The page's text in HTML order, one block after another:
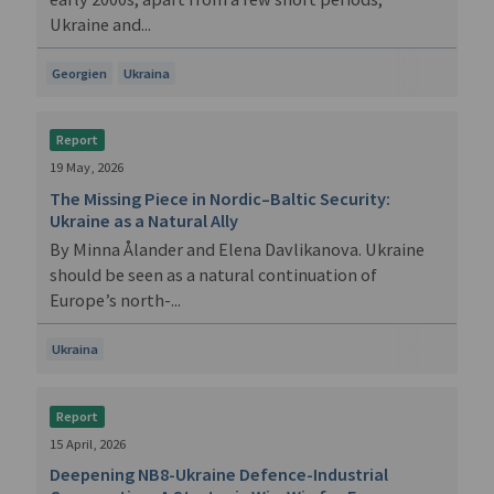
Georgien Ukraina
Ukraine and...
Report
Ukraina
19 May, 2026
The Missing Piece in Nordic–Baltic Security:
Ukraine as a Natural Ally
By Minna Ålander and Elena Davlikanova. Ukraine
should be seen as a natural continuation of
Europe’s north-...
Report
15 April, 2026
Deepening NB8-Ukraine Defence-Industrial